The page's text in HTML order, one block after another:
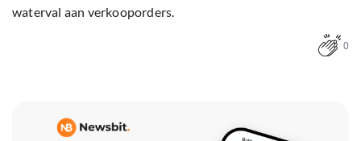
waterval aan verkooporders.
0